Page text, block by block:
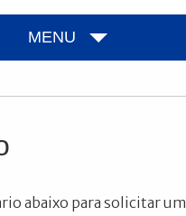
MENU
abaixo para solicitar um